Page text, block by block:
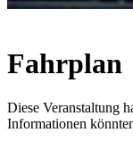
Fahrplan
Diese Veranstaltung
Informationen